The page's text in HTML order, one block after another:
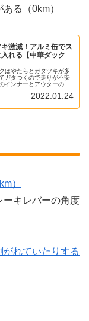
る（0km）
激減！アルミ缶でス
れる【中華ダック
はやたらとガタツキが多
ガタつくので走りが不安
インナーとアウターの角
イ...
2022.01.24
）
キレバーの角度
れていたりする